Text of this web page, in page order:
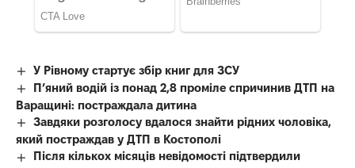
У Рівному стартує збір книг для ЗСУ
П’яний водій із понад 2,8 проміле спричинив ДТП на
Варащині: постраждала дитина
Завдяки розголосу вдалося знайти рідних чоловіка,
який постраждав у ДТП в Костополі
Після кількох місяців невідомості підтвердили